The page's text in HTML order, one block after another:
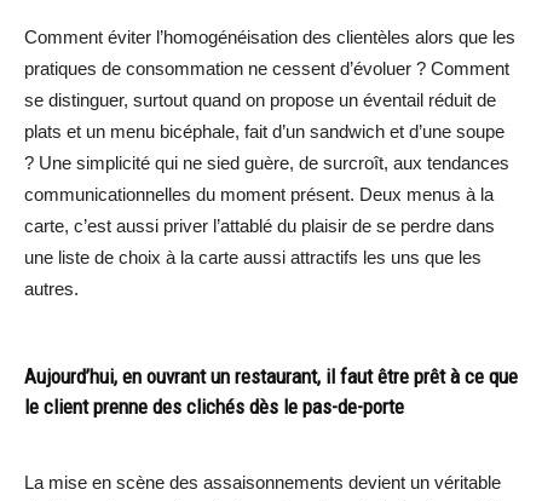
Comment éviter l’homogénéisation des clientèles alors que les
pratiques de consommation ne cessent d’évoluer ? Comment
se distinguer, surtout quand on propose un éventail réduit de
plats et un menu bicéphale, fait d’un sandwich et d’une soupe
? Une simplicité qui ne sied guère, de surcroît, aux tendances
communicationnelles du moment présent. Deux menus à la
carte, c’est aussi priver l’attablé du plaisir de se perdre dans
une liste de choix à la carte aussi attractifs les uns que les
autres.
Aujourd’hui, en ouvrant un restaurant, il faut être prêt à ce que
le client prenne des clichés dès le pas-de-porte
La mise en scène des assaisonnements devient un véritable